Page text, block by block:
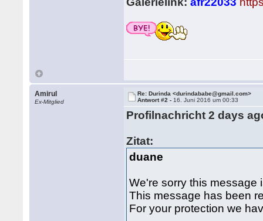
Amirul
Ex-Mitglied
Re: Durinda <durindababe@gmail.com>
Antwort #2 - 16. Juni 2016 um 00:33
Profilnachricht 2 days
Zitat:
duane
We're sorry this message
This message has been
For your protection we